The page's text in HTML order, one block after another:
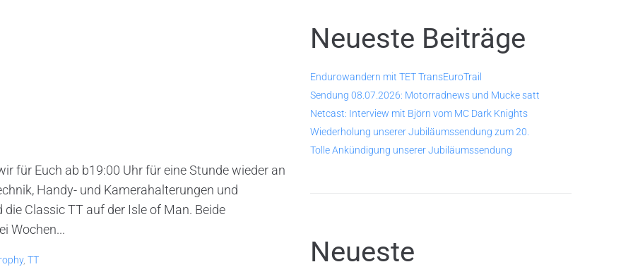
für Euch ab b19:00 Uhr für eine Stunde wieder an
Handy- und Kamerahalterungen und
Classic TT auf der Isle of Man. Beide
Wochen...
, TT
Neueste Beiträge
Endurowandern mit TET TransEuroTrail
Sendung 08.07.2026: Motorradnews und Mucke satt
Netcast: Interview mit Björn vom MC Dark Knights
Wiederholung unserer Jubiläumssendung zum 20.
Tolle Ankündigung unserer Jubiläumssendung
Neueste